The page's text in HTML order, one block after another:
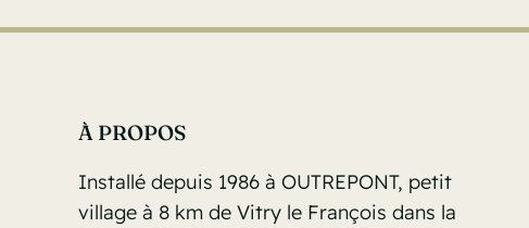
À PROPOS
Installé depuis 1986 à OUTREPONT, petit
village à 8 km de Vitry le François dans la